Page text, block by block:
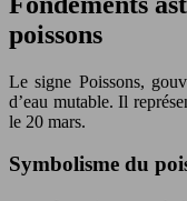
poissons
Le signe Poissons,
d’eau mutable. Il
le 20 mars.
Symbolisme du